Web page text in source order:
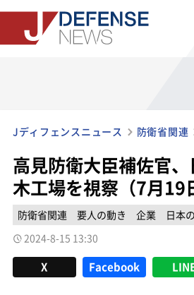
Jディフェンスニュース 防衛省関連
高見防衛大臣補佐官
木工場を視察（7月19
防衛省関連 要人の動き 企業
日本
2024-8-15 13:30
X Facebook